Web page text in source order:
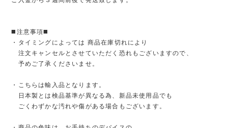
◼️注意事項◼️
・タイミングによっては 商品在庫切れにより
注文キャンセルとさせていただく恐れもございますので、
予めご了承くださいませ。
・こちらは輸入品となります。
日本製とは検品基準が異なる為、新品未使用品でも
ごくわずかな汚れや傷がある場合もございます。